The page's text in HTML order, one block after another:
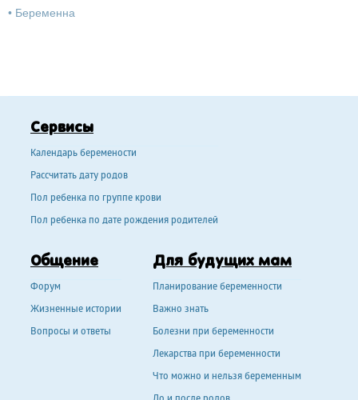
• Беременна
Сервисы
Календарь беремености
Рассчитать дату родов
Пол ребенка по группе крови
Пол ребенка по дате рождения родителей
Общение
Форум
Жизненные истории
Вопросы и ответы
Для будущих мам
Планирование беременности
Важно знать
Болезни при беременности
Лекарства при беременности
Что можно и нельзя беременным